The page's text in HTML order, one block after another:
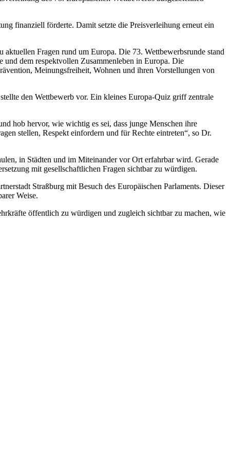
finanziell förderte. Damit setzte die Preisverleihung erneut ein
Fragen rund um Europa. Die 73. Wettbewerbsrunde stand
und dem respektvollen Zusammenleben in Europa. Die
Meinungsfreiheit, Wohnen und ihren Vorstellungen von
den Wettbewerb vor. Ein kleines Europa-Quiz griff zentrale
hob hervor, wie wichtig es sei, dass junge Menschen ihre
stellen, Respekt einfordern und für Rechte eintreten“, so Dr.
in Städten und im Miteinander vor Ort erfahrbar wird. Gerade
mit gesellschaftlichen Fragen sichtbar zu würdigen.
Straßburg mit Besuch des Europäischen Parlaments. Dieser
Weise.
öffentlich zu würdigen und zugleich sichtbar zu machen, wie